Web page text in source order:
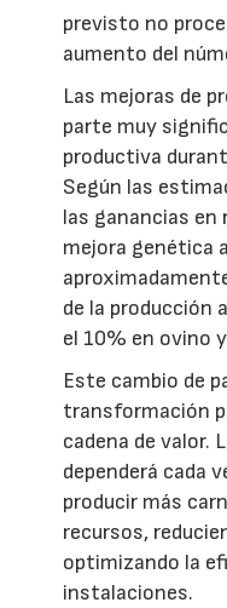
previsto no
aumento del
Las mejoras de
parte muy
productiva
Según las
las ganancias
mejora genética
de la producción
el 10% en ovino
Este cambio de
transformación
cadena de valor.
dependerá cada
producir más
recursos,
optimizando la
instalaciones.